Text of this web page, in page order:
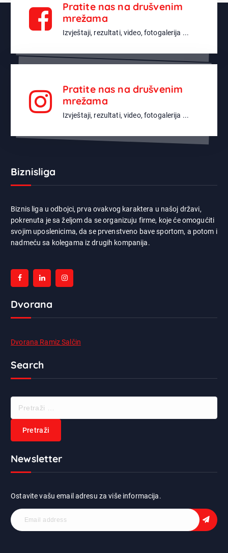
Pratite nas na drušvenim
mrežama
Izvještaji, rezultati, video, fotogalerija ...
Pratite nas na drušvenim
mrežama
Izvještaji, rezultati, video, fotogalerija ...
Biznisliga
Biznis liga u odbojci, prva ovakvog karaktera u našoj državi,
pokrenuta je sa željom da se organizuju firme, koje će omogućiti
svojim uposlenicima, da se prvenstveno bave sportom, a potom i
nadmeću sa kolegama iz drugih kompanija.
Dvorana
Dvorana Ramiz Salčin
Search
a
Newsletter
Ostavite vašu email adresu za više informacija.